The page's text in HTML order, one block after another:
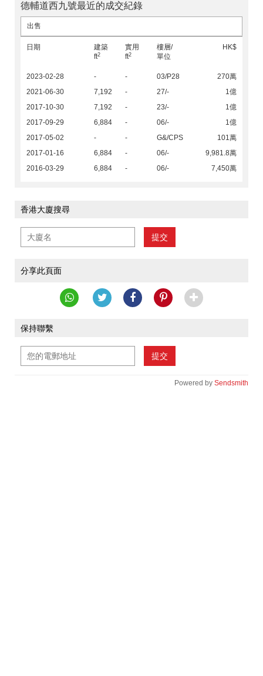
德輔道西九號最近的成交紀錄
出售
日期
建築
ft2
實用
ft2
樓層/
單位
HK$
2023-02-28 - - 03/P28
270萬
2021-06-30
7,192 - 27/-
1億
2017-10-30
7,192 - 23/-
1億
2017-09-29
6,884 - 06/-
1億
2017-05-02
- - G&/CPS
101萬
2017-01-16
6,884 - 06/-
9,981.8萬
2016-03-29
6,884 - 06/- 7,450萬
香港大廈搜尋
提交
分享此頁面
保持聯繫
提交
Powered by Sendsmith